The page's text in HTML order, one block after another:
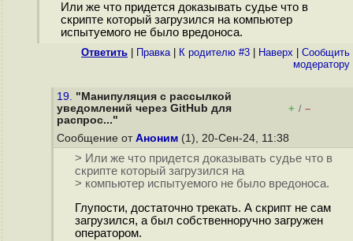
Или же что придется доказывать судье что в
скрипте который загрузился на компьютер
испытуемого не было вредоноса.
Ответить Правка| К родителю #3 Наверх
Cообщить
модератору
19. "Манипуляция с рассылкой
уведомлений через GitHub для
распрос..."
+ / –
Сообщение от Аноним (1), 20-Сен-24, 11:38
> Или же что придется доказывать судье что в
скрипте который загрузился на
> компьютер испытуемого не было вредоноса.
Глупости, достаточно трекать. А скрипт не сам
загрузился, а был собственноручно загружен
оператором.